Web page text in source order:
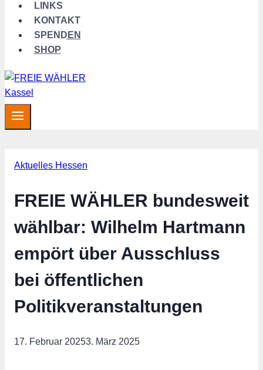
LINKS
KONTAKT
SPENDEN
SHOP
Aktuelles Hessen
FREIE WÄHLER bundesweit
wählbar: Wilhelm Hartmann
empört über Ausschluss
bei öffentlichen
Politikveranstaltungen
17. Februar 20253. März 2025